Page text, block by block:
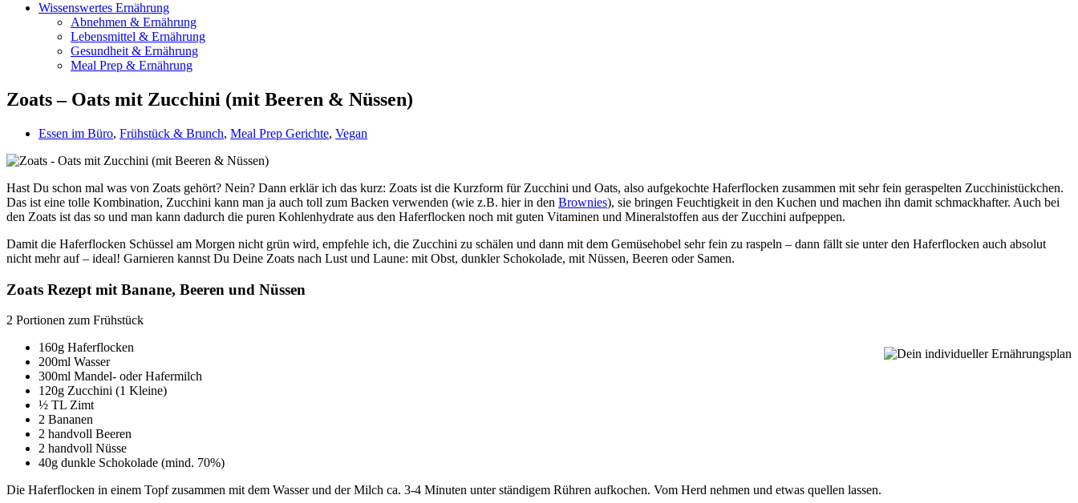
Wissenswertes Ernährung
Abnehmen & Ernährung
Lebensmittel & Ernährung
Gesundheit & Ernährung
Meal Prep & Ernährung
Zoats – Oats mit Zucchini (mit Beeren & Nüssen)
Essen im Büro, Frühstück & Brunch, Meal Prep Gerichte, Vegan
Hast Du schon mal was von Zoats gehört? Nein? Dann erklär ich das kurz: Zoats ist die Kurzform für Zucchini und Oats, also aufgekochte Haferflocken zusammen mit sehr fein geraspelten Zucchinistückchen.
Das ist eine tolle Kombination, Zucchini kann man ja auch toll zum Backen verwenden (wie z.B. hier in den Brownies), sie bringen Feuchtigkeit in den Kuchen und machen ihn damit schmackhafter. Auch bei
den Zoats ist das so und man kann dadurch die puren Kohlenhydrate aus den Haferflocken noch mit guten Vitaminen und Mineralstoffen aus der Zucchini aufpeppen.
Damit die Haferflocken Schüssel am Morgen nicht grün wird, empfehle ich, die Zucchini zu schälen und dann mit dem Gemüsehobel sehr fein zu raspeln – dann fällt sie unter den Haferflocken auch absolut
nicht mehr auf – ideal! Garnieren kannst Du Deine Zoats nach Lust und Laune: mit Obst, dunkler Schokolade, mit Nüssen, Beeren oder Samen.
Zoats Rezept mit Banane, Beeren und Nüssen
2 Portionen zum Frühstück
160g Haferflocken
200ml Wasser
300ml Mandel- oder Hafermilch
120g Zucchini (1 Kleine)
½ TL Zimt
2 Bananen
2 handvoll Beeren
2 handvoll Nüsse
40g dunkle Schokolade (mind. 70%)
Die Haferflocken in einem Topf zusammen mit dem Wasser und der Milch ca. 3-4 Minuten unter ständigem Rühren aufkochen. Vom Herd nehmen und etwas quellen lassen.